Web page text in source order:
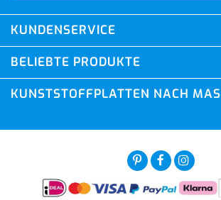
KUNDENSERVICE
BELIEBTE PRODUKTE
KUNSTSTOFFPLATTEN NACH MASS